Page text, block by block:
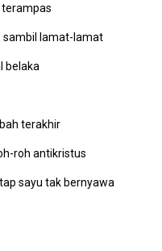
sambil lamat-lamat
belaka
terakhir
roh antikristus
sayu tak bernyawa